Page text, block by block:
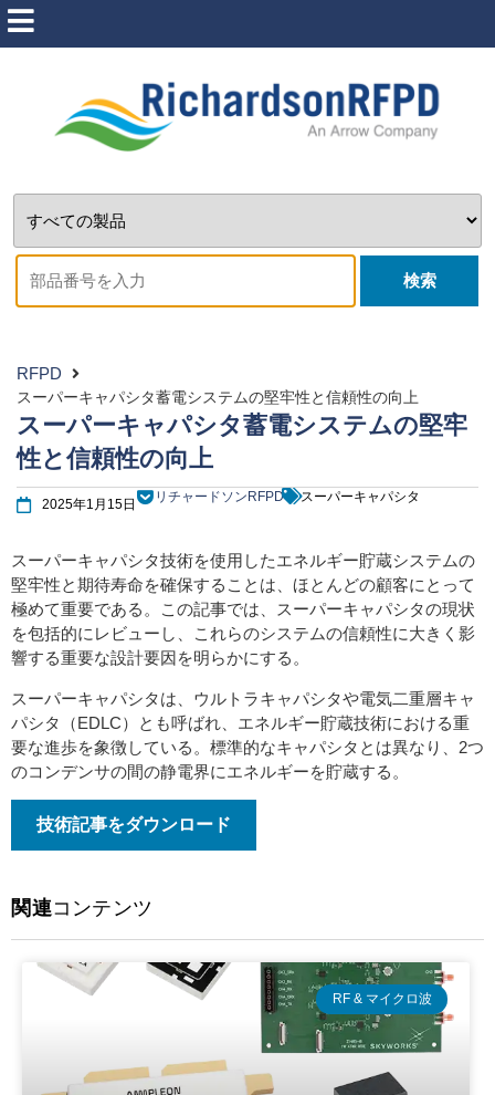
検索
RFPD
スーパーキャパシタ蓄電システムの堅牢性と信頼性の向上
スーパーキャパシタ蓄電システムの堅牢
性と信頼性の向上
2025年1月15日
リチャードソンRFPD スーパーキャパシタ
スーパーキャパシタ技術を使用したエネルギー貯蔵システムの
堅牢性と期待寿命を確保することは、ほとんどの顧客にとって
極めて重要である。この記事では、スーパーキャパシタの現状
を包括的にレビューし、これらのシステムの信頼性に大きく影
響する重要な設計要因を明らかにする。
スーパーキャパシタは、ウルトラキャパシタや電気二重層キャ
パシタ（EDLC）とも呼ばれ、エネルギー貯蔵技術における重
要な進歩を象徴している。標準的なキャパシタとは異なり、2つ
のコンデンサの間の静電界にエネルギーを貯蔵する。
技術記事をダウンロード
関連コンテンツ
RF & マイクロ波